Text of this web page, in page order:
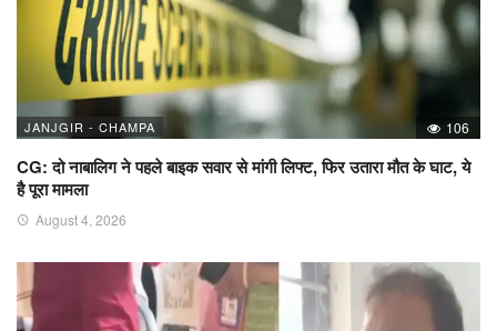
JANJGIR - CHAMPA 106
CG: दो नाबालिग ने पहले बाइक सवार से मांगी लिफ्ट, फिर उतारा मौत के घाट, ये
है पूरा मामला
August 4, 2026